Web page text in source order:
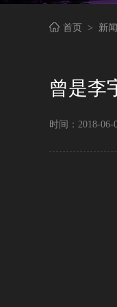
首页 > 新
曾是李
时间：2018-06-